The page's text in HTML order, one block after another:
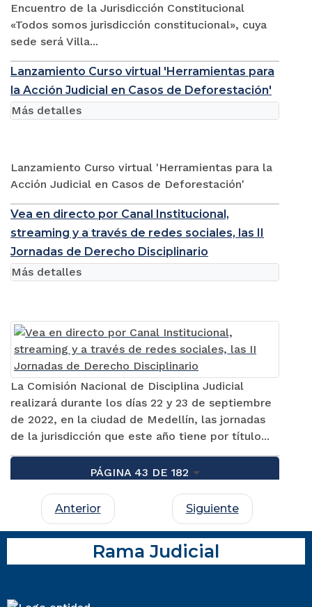
Encuentro de la Jurisdicción Constitucional
«Todos somos jurisdicción constitucional», cuya
sede será Villa...
Lanzamiento Curso virtual 'Herramientas para
la Acción Judicial en Casos de Deforestación'
Lanzamiento Curso virtual 'Herramientas para la
Acción Judicial en Casos de Deforestación'
Más detalles
Vea en directo por Canal Institucional,
streaming y a través de redes sociales, las II
Jornadas de Derecho Disciplinario
La Comisión Nacional de Disciplina Judicial
realizará durante los días 22 y 23 de septiembre
de 2022, en la ciudad de Medellín, las jornadas
de la jurisdicción que este año tiene por título...
Más detalles
PÁGINA 43 DE 182
Anterior Siguiente
Rama Judicial